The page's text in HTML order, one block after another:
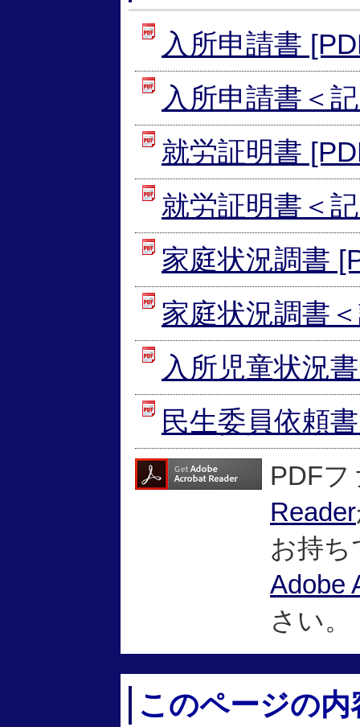
入所申請書
入所申請書＜
就労証明書
就労証明書＜
家庭状況調書
家庭状況調書
入所児童状況
民生委員依頼
PDFフ
Reader
お持ち
Adobe
さい。
このページの